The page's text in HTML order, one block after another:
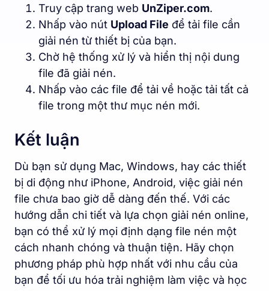
Truy cập trang web UnZiper.com.
Nhấp vào nút Upload File để tải file cần
giải nén từ thiết bị của bạn.
Chờ hệ thống xử lý và hiển thị nội dung
file đã giải nén.
Nhấp vào các file để tải về hoặc tải tất cả
file trong một thư mục nén mới.
Kết luận
Dù bạn sử dụng Mac, Windows, hay các thiết
bị di động như iPhone, Android, việc giải nén
file chưa bao giờ dễ dàng đến thế. Với các
hướng dẫn chi tiết và lựa chọn giải nén online,
bạn có thể xử lý mọi định dạng file nén một
cách nhanh chóng và thuận tiện. Hãy chọn
phương pháp phù hợp nhất với nhu cầu của
bạn để tối ưu hóa trải nghiệm làm việc và học